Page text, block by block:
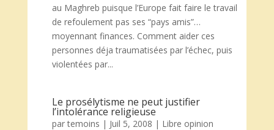
au Maghreb puisque l’Europe fait faire le travail
de refoulement pas ses “pays amis”…
moyennant finances. Comment aider ces
personnes déja traumatisées par l’échec, puis
violentées par...
Le prosélytisme ne peut justifier
l’intolérance religieuse
partemoins | Juil 5, 2008 | Libre opinion